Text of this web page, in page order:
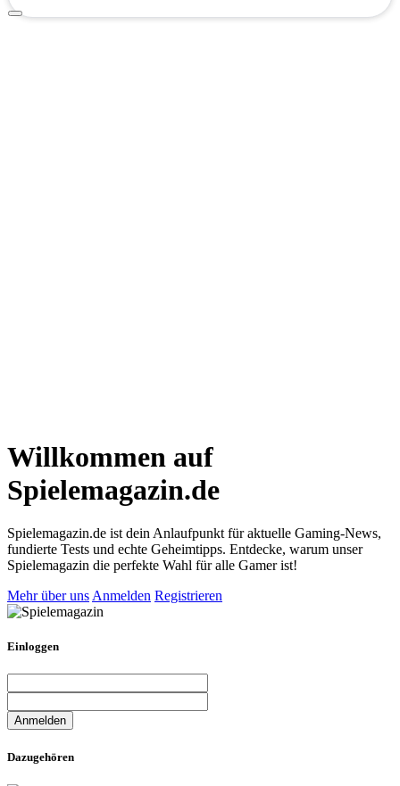
Willkommen auf
Spielemagazin.de
Spielemagazin.de ist dein Anlaufpunkt für aktuelle Gaming-News,
fundierte Tests und echte Geheimtipps. Entdecke, warum unser
Spielemagazin die perfekte Wahl für alle Gamer ist!
Mehr über uns Anmelden Registrieren
Einloggen
Dazugehören